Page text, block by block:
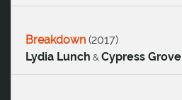
Breakdown (2017)
Lydia Lunch & Cypress Grove